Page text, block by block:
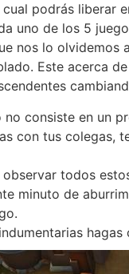
podrás liberar
uno de los 5
nos lo olvidemos
Este acerca
no consiste en un
con tus colegas,
todos
minuto de